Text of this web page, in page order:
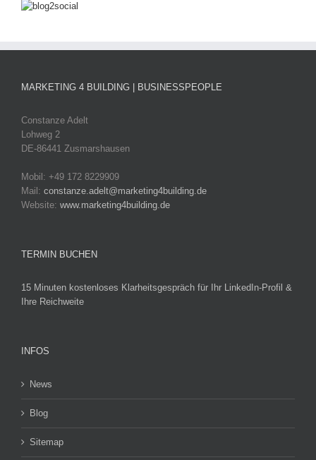
MARKETING 4 BUILDING | BUSINESSPEOPLE
Constanze Adelt
Lohweg 2
DE-86441 Zusmarshausen
Mobil: +49 172 8229909
Mail: constanze.adelt@marketing4building.de
Website: www.marketing4building.de
TERMIN BUCHEN
15 Minuten kostenloses Klarheitsgespräch für Ihr LinkedIn-Profil &
Ihre Reichweite
INFOS
News
Blog
Sitemap